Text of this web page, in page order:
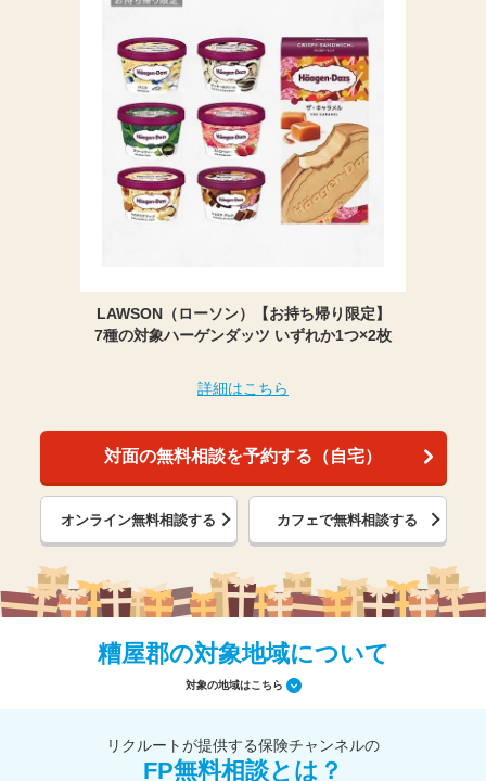
LAWSON（ローソン）【お持ち帰り限定】
7種の対象ハーゲンダッツ いずれか1つ×2枚
詳細はこちら
対面の無料相談を予約する（自宅）
オンライン無料相談する カフェで無料相談する
糟屋郡の対象地域について
対象の地域はこちら
リクルートが提供する保険チャンネルの
FP無料相談とは？